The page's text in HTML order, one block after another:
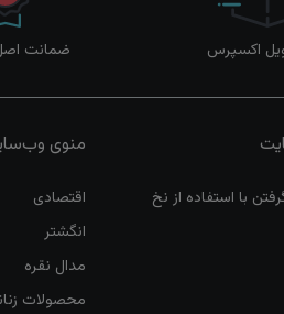
اکسپرس ضمانت
با استفاده از نخ
منوی
اقتصادی
انگشتر
مدال نقره
محصولات